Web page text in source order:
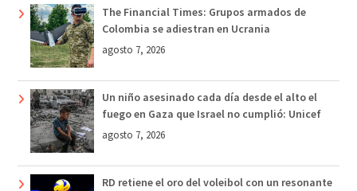
The Financial Times: Grupos armados de
Colombia se adiestran en Ucrania
agosto 7, 2026
Un niño asesinado cada día desde el alto el
fuego en Gaza que Israel no cumplió: Unicef
agosto 7, 2026
RD retiene el oro del voleibol con un resonante